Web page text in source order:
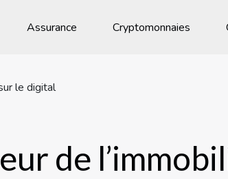
Assurance Cryptomonnaies
le digital
de